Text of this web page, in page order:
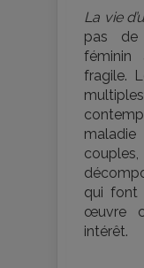
La vie
pas de
fragile.
maladie
qui font
œuvre
intérêt.